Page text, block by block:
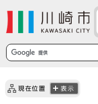
現在位置 表示